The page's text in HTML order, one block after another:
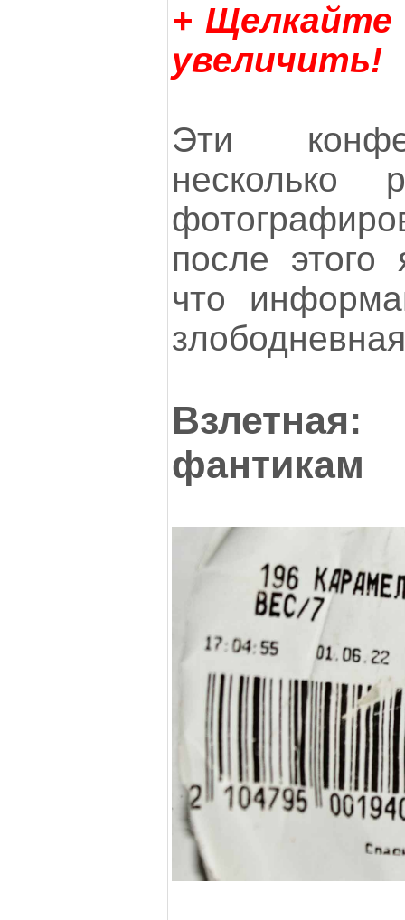
+
увеличить!
Эти
несколько
после этого
что
фантикам